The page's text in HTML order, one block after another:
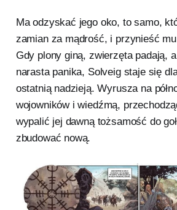
Ma odzyskać jego oko, to samo,
zamian za mądrość, i przynieść
Gdy plony giną, zwierzęta padają,
narasta panika, Solveig staje się
ostatnią nadzieją. Wyrusza na
wojowników i wiedźmą,
wypalić jej dawną tożsamość do
zbudować nową.